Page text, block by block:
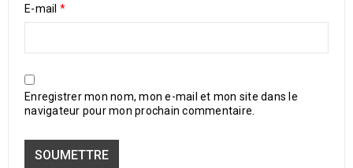
E-mail *
Enregistrer mon nom, mon e-mail et mon site dans le
navigateur pour mon prochain commentaire.